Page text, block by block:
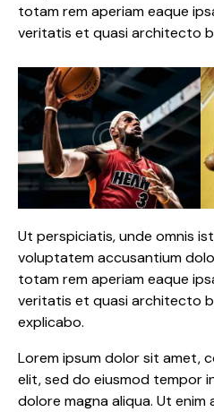
totam rem aperiam eaque
veritatis et quasi architecto
Ut perspiciatis, unde omnis
voluptatem accusantium
totam rem aperiam eaque
veritatis et quasi architecto
explicabo.
Lorem ipsum dolor sit amet,
elit, sed do eiusmod tempor
dolore magna aliqua. Ut enim